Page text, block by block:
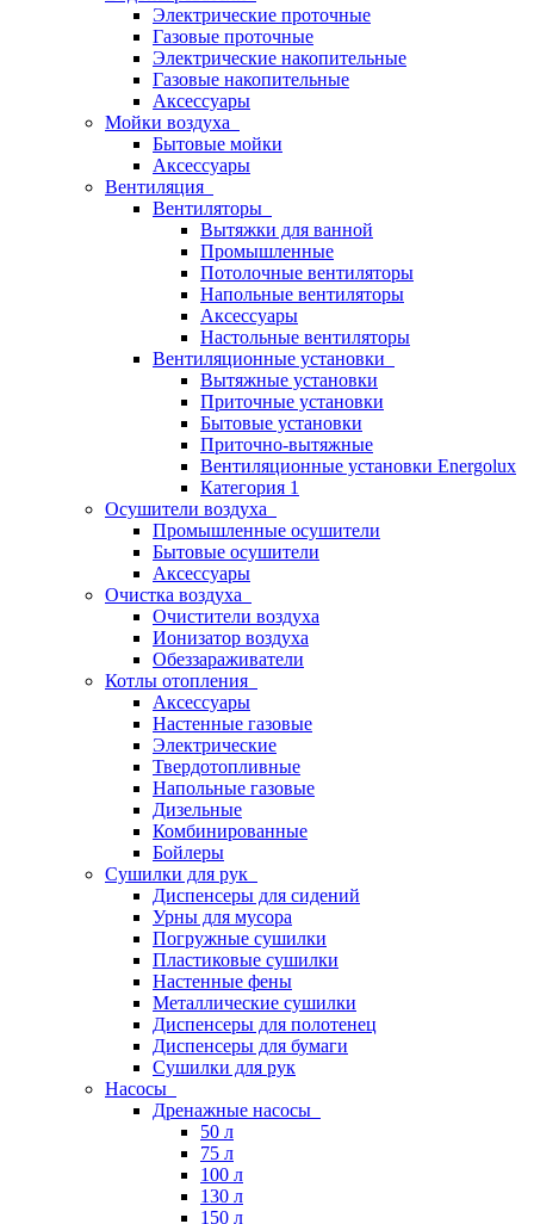
Электрические проточные
Газовые проточные
Электрические накопительные
Газовые накопительные
Аксессуары
Мойки воздуха
Бытовые мойки
Аксессуары
Вентиляция
Вентиляторы
Вытяжки для ванной
Промышленные
Потолочные вентиляторы
Напольные вентиляторы
Аксессуары
Настольные вентиляторы
Вентиляционные установки
Вытяжные установки
Приточные установки
Бытовые установки
Приточно-вытяжные
Вентиляционные установки Energolux
Категория 1
Осушители воздуха
Промышленные осушители
Бытовые осушители
Аксессуары
Очистка воздуха
Очистители воздуха
Ионизатор воздуха
Обеззараживатели
Котлы отопления
Аксессуары
Настенные газовые
Электрические
Твердотопливные
Напольные газовые
Дизельные
Комбинированные
Бойлеры
Сушилки для рук
Диспенсеры для сидений
Урны для мусора
Погружные сушилки
Пластиковые сушилки
Настенные фены
Металлические сушилки
Диспенсеры для полотенец
Диспенсеры для бумаги
Сушилки для рук
Насосы
Дренажные насосы
50 л
75 л
100 л
130 л
150 л